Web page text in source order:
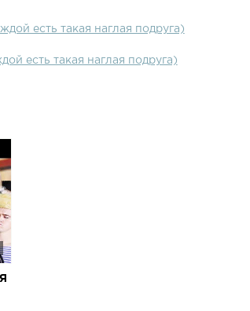
есть такая наглая подруга)
есть такая наглая подруга)